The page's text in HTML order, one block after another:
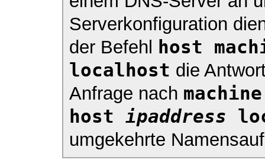
Serverkonfiguration
der Befehl host
localhost die
Anfrage nach
host ipaddress
umgekehrte